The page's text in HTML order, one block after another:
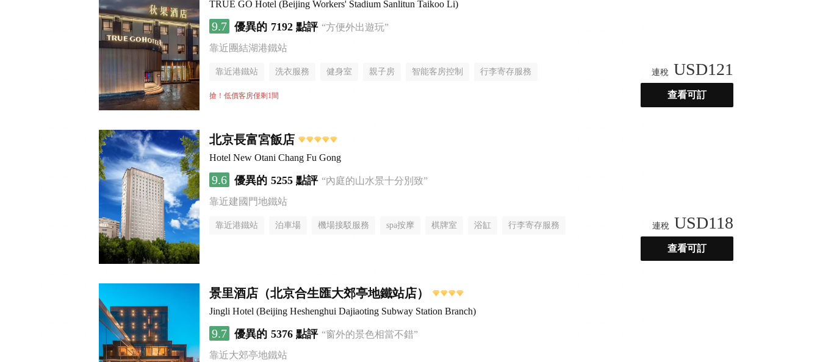
TRUE GO Hotel (Beijing Workers' Stadium Sanlitun Taikoo Li)
9.7 優異的 7192 點評 “方便外出遊玩”
靠近團結湖港鐵站
靠近港鐵站 洗衣服務 健身室 親子房 智能客房控制 行李寄存服務
無煙樓層
搶！低價客房僅剩1間
連稅 USD121
查看可訂
北京長富宮飯店
Hotel New Otani Chang Fu Gong
9.6 優異的 5255 點評 “內庭的山水景十分別致”
靠近建國門地鐵站
靠近港鐵站 泊車場 機場接駁服務 spa按摩 棋牌室 浴缸 行李寄存服務 連稅 USD118
查看可訂
景里酒店（北京合生匯大郊亭地鐵站店）
Jingli Hotel (Beijing Heshenghui Dajiaoting Subway Station Branch)
9.7 優異的 5376 點評 “窗外的景色相當不錯”
靠近大郊亭地鐵站